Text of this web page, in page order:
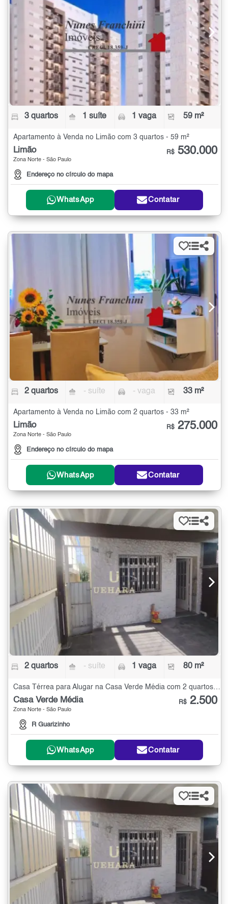
3 quartos 1 suíte 1 vaga 59 m²
Apartamento à Venda no Limão com 3 quartos - 59 m²
Limão
Zona Norte - São Paulo
Endereço no círculo do mapa
R$ 530.000
WhatsApp Contatar
2 quartos - suíte - vaga 33 m²
Apartamento à Venda no Limão com 2 quartos - 33 m²
Limão
Zona Norte - São Paulo
Endereço no círculo do mapa
R$ 275.000
WhatsApp Contatar
2 quartos - suíte 1 vaga 80 m²
Casa Térrea para Alugar na Casa Verde Média com 2 quartos - 80 m²
Casa Verde Média
Zona Norte - São Paulo
R Guarizinho
R$ 2.500
WhatsApp Contatar